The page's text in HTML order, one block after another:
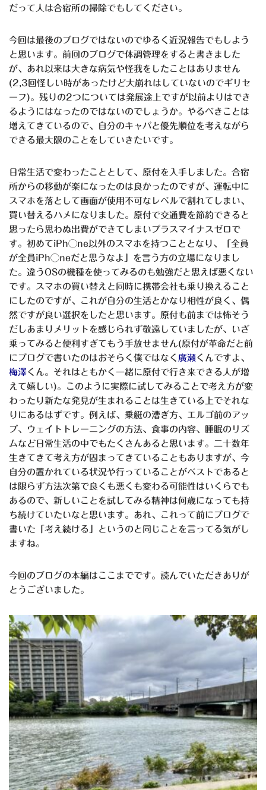
だって人は合宿所の掃除でもしてください。
今回は最後のブログではないのでゆるく近況報告でもしよう
と思います。前回のブログで体調管理をすると書きました
が、あれ以来は大きな病気や怪我をしたことはありません
(2,3回怪しい時があったけど大崩れはしていないのでギリセ
ーフ)。残りの2つについては発展途上ですが以前よりはでき
るようにはなったのではないのでしょうか。やるべきことは
増えてきているので、自分のキャパと優先順位を考えながら
できる最大限のことをしていきたいです。
日常生活で変わったこととして、原付を入手しました。合宿
所からの移動が楽になったのは良かったのですが、運転中に
スマホを落として画面が使用不可なレベルで割れてしまい、
買い替えるハメになりました。原付で交通費を節約できると
思ったら思わぬ出費ができてしまいプラスマイナスゼロで
す。初めてiPh◯ne以外のスマホを持つこととなり、「全員
が全員iPh◯neだと思うなよ」を言う方の立場になりまし
た。違うOSの機種を使ってみるのも勉強だと思えば悪くない
です。スマホの買い替えと同時に携帯会社も乗り換えること
にしたのですが、これが自分の生活とかなり相性が良く、偶
然ですが良い選択をしたと思います。原付も前までは怖そう
だしあまりメリットを感じられず敬遠していましたが、いざ
乗ってみると便利すぎてもう手放せません(原付が革命だと前
にブログで書いたのはおそらく僕ではなく 廣瀬 くんですよ、
梅澤くん。それはともかく一緒に原付で行き来できる人が増
えて嬉しい)。このように実際に試してみることで考え方が変
わったり新たな発見が生まれることは生きている上でそれな
りにあるはずです。例えば、乗艇の漕ぎ方、エルゴ前のアッ
プ、ウェイトトレーニングの方法、食事の内容、睡眠のリズ
ムなど日常生活の中でもたくさんあると思います。二十数年
生きてきて考え方が固まってきていることもありますが、今
自分の置かれている状況や行っていることがベストであると
は限らず方法次第で良くも悪くも変わる可能性はいくらでも
あるので、新しいことを試してみる精神は何歳になっても持
ち続けていたいなと思います。あれ、これって前にブログで
書いた「考え続ける」というのと同じことを言ってる気がし
ますね。
今回のブログの本編はここまでです。読んでいただきありが
とうございました。